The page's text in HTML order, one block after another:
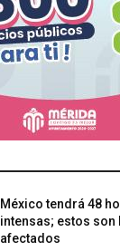
México tendrá 48
intensas; estos son
afectados